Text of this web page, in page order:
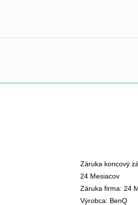
Záruka koncový
24 Mesiacov
Záruka firma: 24
Výrobca: BenQ